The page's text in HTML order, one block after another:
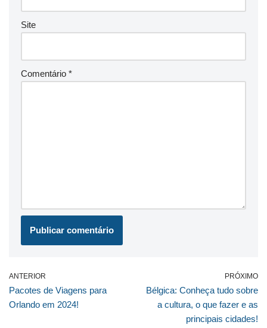
Site
Comentário *
ANTERIOR
Pacotes de Viagens para
Orlando em 2024!
PRÓXIMO
Bélgica: Conheça tudo sobre
a cultura, o que fazer e as
principais cidades!